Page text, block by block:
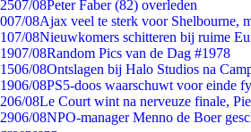
2507/08Peter Faber (82) overleden
007/08Ajax veel te sterk voor Shelbourne,
107/08Nieuwkomers schitteren bij ruime
1907/08Random Pics van de Dag #1978
1506/08Ontslagen bij Halo Studios na
1906/08PS5-doos waarschuwt voor einde
206/08Le Court wint na nerveuze finale,
2906/08NPO-manager Menno de Boer